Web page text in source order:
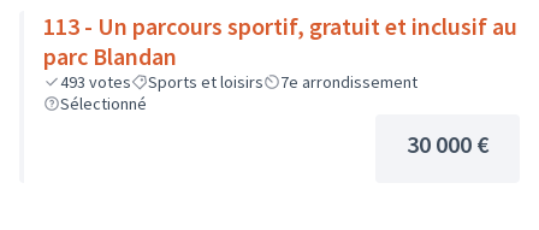
113 - Un parcours sportif, gratuit et inclusif au
parc Blandan
493 votes Sports et loisirs
7e arrondissement
Sélectionné
30 000 €